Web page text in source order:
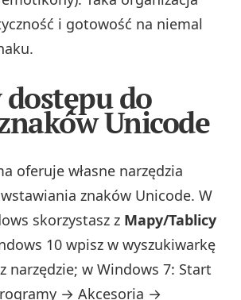
i gotowość na niemal
do
Unicode
oferuje własne narzędzia
znaków Unicode. W
skorzystasz z Mapy/Tablicy
10 wpisz w wyszukiwarkę
narzędzie; w Windows 7: Start
→ Akcesoria →